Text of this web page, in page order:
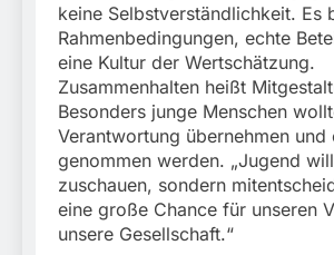
keine Selbstverständlichkeit. Es
Rahmenbedingungen, echte
eine Kultur der Wertschätzung.
Zusammenhalten heißt
Besonders junge Menschen
Verantwortung übernehmen und
genommen werden. „Jugend
zuschauen, sondern
eine große Chance für unseren
unsere Gesellschaft.“